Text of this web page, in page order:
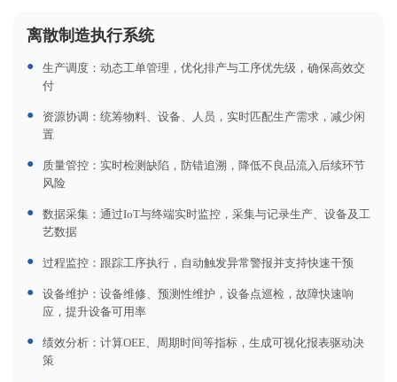
离散制造执行系统
●
生产调度：动态工单管理，优化排产与工序优先级，确保高效交
付
●
资源协调：统筹物料、设备、人员，实时匹配生产需求，减少闲
置
●
质量管控：实时检测缺陷，防错追溯，降低不良品流入后续环节
风险
●
数据采集：通过IoT与终端实时监控，采集与记录生产、设备及工
艺数据
● 过程监控：跟踪工序执行，自动触发异常警报并支持快速干预
●
设备维护：设备维修、预测性维护，设备点巡检，故障快速响
应，提升设备可用率
●
绩效分析：计算OEE、周期时间等指标，生成可视化报表驱动决
策